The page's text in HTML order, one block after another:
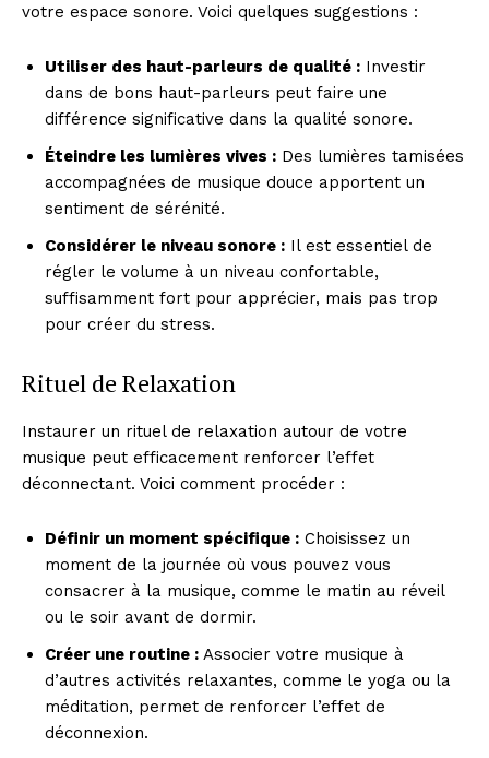
votre espace sonore. Voici quelques suggestions :
Utiliser des haut-parleurs de qualité : Investir
dans de bons haut-parleurs peut faire une
différence significative dans la qualité sonore.
Éteindre les lumières vives : Des lumières tamisées
accompagnées de musique douce apportent un
sentiment de sérénité.
Considérer le niveau sonore : Il est essentiel de
régler le volume à un niveau confortable,
suffisamment fort pour apprécier, mais pas trop
pour créer du stress.
Rituel de Relaxation
Instaurer un rituel de relaxation autour de votre
musique peut efficacement renforcer l’effet
déconnectant. Voici comment procéder :
Définir un moment spécifique : Choisissez un
moment de la journée où vous pouvez vous
consacrer à la musique, comme le matin au réveil
ou le soir avant de dormir.
Créer une routine : Associer votre musique à
d’autres activités relaxantes, comme le yoga ou la
méditation, permet de renforcer l’effet de
déconnexion.